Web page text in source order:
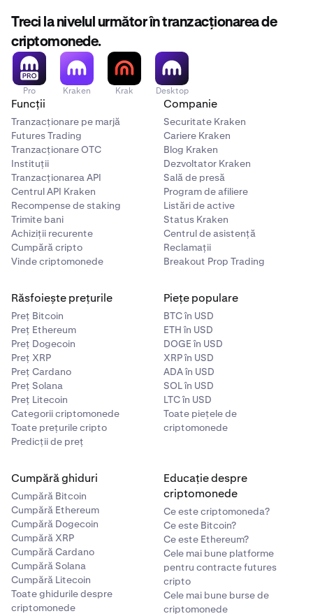
Treci la nivelul următor în tranzacționarea de
criptomonede.
Pro Kraken Krak Desktop
Funcții
Tranzacționare pe marjă
Futures Trading
Tranzacționare OTC
Instituții
Tranzacționarea API
Centrul API Kraken
Recompense de staking
Trimite bani
Achiziții recurente
Cumpără cripto
Vinde criptomonede
Companie
Securitate Kraken
Cariere Kraken
Blog Kraken
Dezvoltator Kraken
Sală de presă
Program de afiliere
Listări de active
Status Kraken
Centrul de asistență
Reclamații
Breakout Prop Trading
Răsfoiește prețurile
Preț Bitcoin
Preț Ethereum
Preț Dogecoin
Preț XRP
Preț Cardano
Preț Solana
Preț Litecoin
Categorii criptomonede
Toate prețurile cripto
Predicții de preț
Piețe populare
BTC în USD
ETH în USD
DOGE în USD
XRP în USD
ADA în USD
SOL în USD
LTC în USD
Toate piețele de
criptomonede
Cumpără ghiduri
Cumpără Bitcoin
Cumpără Ethereum
Cumpără Dogecoin
Cumpără XRP
Cumpără Cardano
Cumpără Solana
Cumpără Litecoin
Toate ghidurile despre
criptomonede
Educație despre
criptomonede
Ce este criptomoneda?
Ce este Bitcoin?
Ce este Ethereum?
Cele mai bune platforme
pentru contracte futures
cripto
Cele mai bune burse de
criptomonede